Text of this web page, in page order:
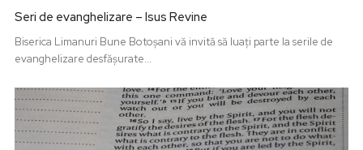
Seri de evanghelizare – Isus Revine
Biserica Limanuri Bune Botoșani vă invită să luați parte la serile de
evanghelizare desfășurate...